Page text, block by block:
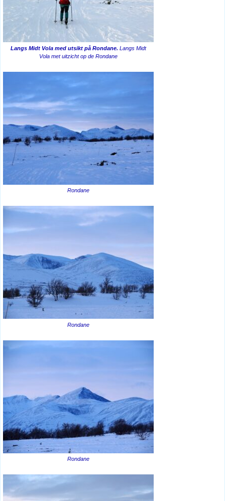
Langs Midt Vola med utsikt på Rondane. Langs Midt
Vola met uitzicht op de Rondane
Rondane
Rondane
Rondane